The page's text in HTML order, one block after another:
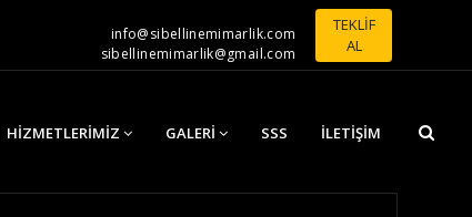
info@sibellinemimarlik.com
sibellinemimarlik@gmail.com
TEKLİF
AL
HIZMETLERIMIZ GALERI SSS İLETIŞIM